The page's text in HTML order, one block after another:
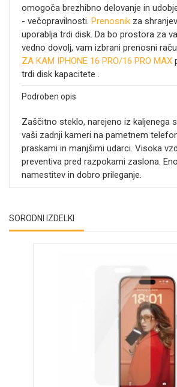
omogoča brezhibno delovanje in
- večopravilnosti. Prenosnik za
uporablja trdi disk. Da bo prostora za
vedno dovolj, vam izbrani prenosni
ZA KAM IPHONE 16 PRO/16 PRO MAX
trdi disk kapacitete .
Podroben opis
Zaščitno steklo, narejeno iz kaljenega
vaši zadnji kameri na pametnem
praskami in manjšimi udarci. Visoka
preventiva pred razpokami zaslona.
namestitev in dobro prileganje.
SORODNI IZDELKI